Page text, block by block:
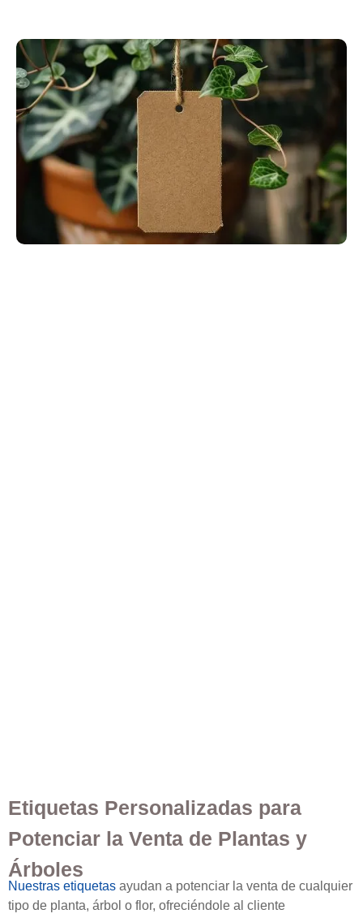
Etiquetas Personalizadas para
Potenciar la Venta de Plantas y
Árboles
Nuestras etiquetas ayudan a potenciar la venta de cualquier
tipo de planta, árbol o flor, ofreciéndole al cliente